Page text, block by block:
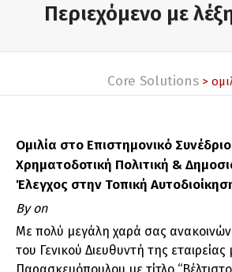
Περιεχόμενο με λέξη
Core Solutions >
Ομιλία στο Επιστημονικό
Χρηματοδοτική Πολιτική &
Έλεγχος στην Τοπική
Byon
Με πολύ μεγάλη χαρά σας
του Γενικού Διευθυντή της